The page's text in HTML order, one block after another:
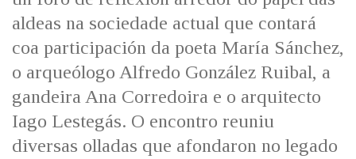
IDENTIDADE CORPORATIVA
MARCIAL DEL ADALID
CASA-MUSEO EMILIA PARDO
BAZÁN
FIGURAS HOMENAXEADAS
HISTORIA
60 ANOS DLG
PRIMAVERA DAS LETRAS
PORTAL DAS PALABRAS
Facebook
Twitter Instagram
Bluesky
aldeas na sociedade actual que contará
coa participación da poeta María Sánchez,
o arqueólogo Alfredo González Ruibal, a
gandeira Ana Corredoira e o arquitecto
Iago Lestegás. O encontro reuniu
diversas olladas que afondaron no legado